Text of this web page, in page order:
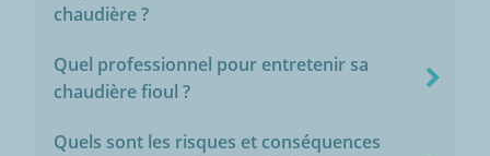
chaudière ?
Quel professionnel pour entretenir sa
chaudière fioul ?
Quels sont les risques et conséquences